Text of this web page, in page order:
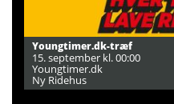
Youngtimer.dk-træf
15. september kl. 00:00
Youngtimer.dk
Ny Ridehus